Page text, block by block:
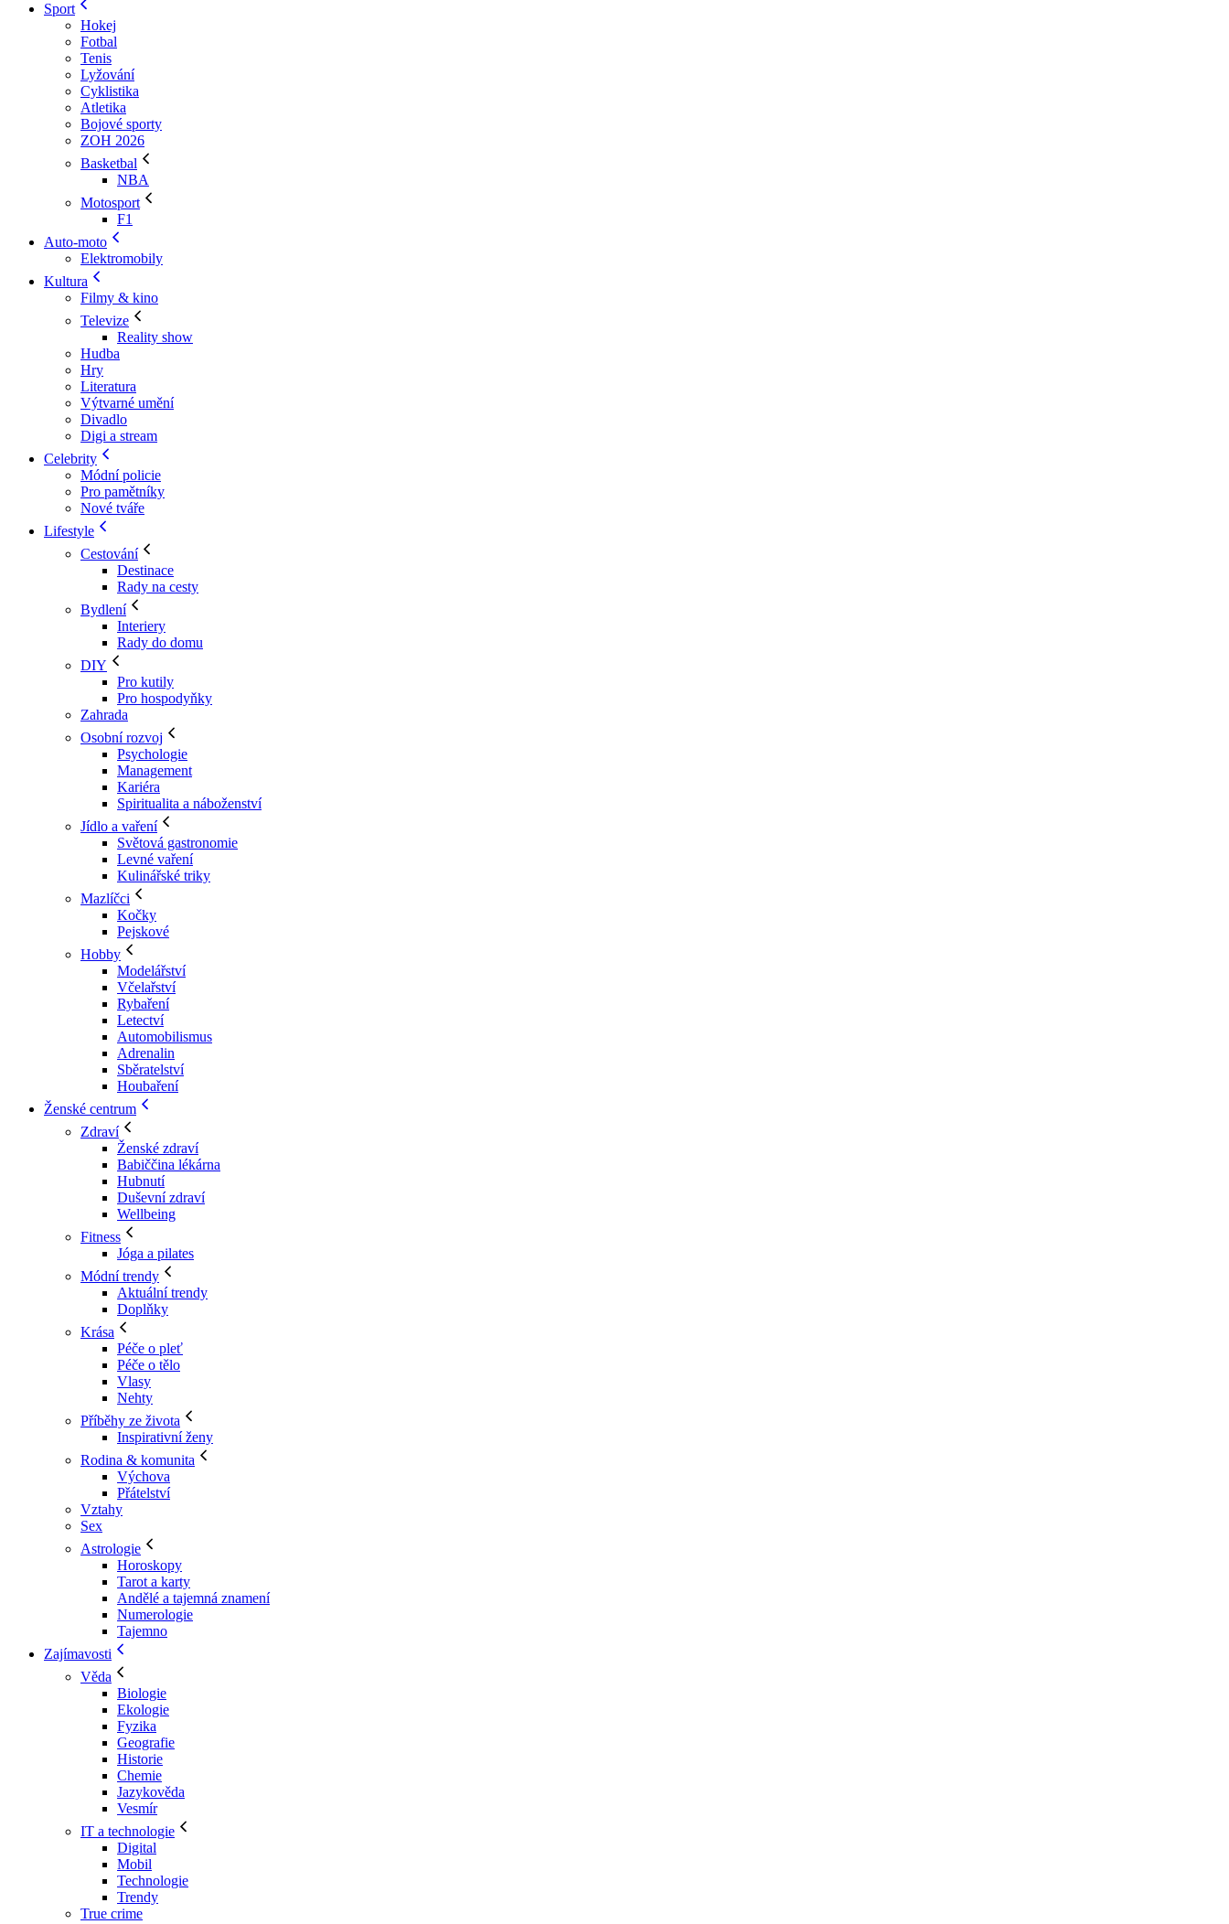
Sport
Hokej
Fotbal
Tenis
Lyžování
Cyklistika
Atletika
Bojové sporty
ZOH 2026
Basketbal
NBA
Motosport
F1
Auto-moto
Elektromobily
Kultura
Filmy & kino
Televize
Reality show
Hudba
Hry
Literatura
Výtvarné umění
Divadlo
Digi a stream
Celebrity
Módní policie
Pro pamětníky
Nové tváře
Lifestyle
Cestování
Destinace
Rady na cesty
Bydlení
Interiery
Rady do domu
DIY
Pro kutily
Pro hospodyňky
Zahrada
Osobní rozvoj
Psychologie
Management
Kariéra
Spiritualita a náboženství
Jídlo a vaření
Světová gastronomie
Levné vaření
Kulinářské triky
Mazlíčci
Kočky
Pejskové
Hobby
Modelářství
Včelařství
Rybaření
Letectví
Automobilismus
Adrenalin
Sběratelství
Houbaření
Ženské centrum
Zdraví
Ženské zdraví
Babiččina lékárna
Hubnutí
Duševní zdraví
Wellbeing
Fitness
Jóga a pilates
Módní trendy
Aktuální trendy
Doplňky
Krása
Péče o pleť
Péče o tělo
Vlasy
Nehty
Příběhy ze života
Inspirativní ženy
Rodina & komunita
Výchova
Přátelství
Vztahy
Sex
Astrologie
Horoskopy
Tarot a karty
Andělé a tajemná znamení
Numerologie
Tajemno
Zajímavosti
Věda
Biologie
Ekologie
Fyzika
Geografie
Historie
Chemie
Jazykověda
Vesmír
IT a technologie
Digital
Mobil
Technologie
Trendy
True crime